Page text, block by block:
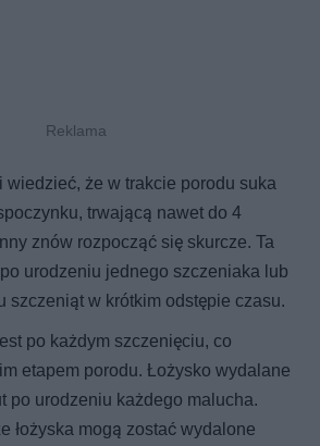
wiedzieć, że w trakcie porodu suka
trwającą nawet do 4
znów rozpocząć się skurcze. Ta
urodzeniu jednego szczeniaka lub
szczeniąt w krótkim odstępie czasu.
po każdym szczenięciu, co
etapem porodu. Łożysko wydalane
po urodzeniu każdego malucha.
łożyska mogą zostać wydalone